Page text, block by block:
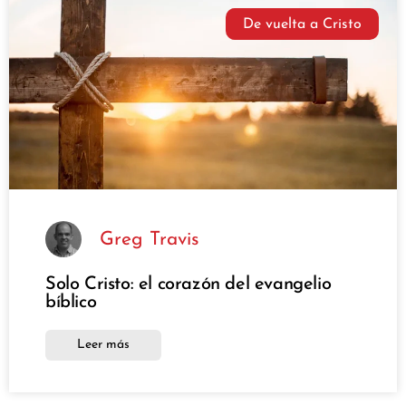
De vuelta a Cristo
Greg Travis
Solo Cristo: el corazón del evangelio
bíblico
Leer más